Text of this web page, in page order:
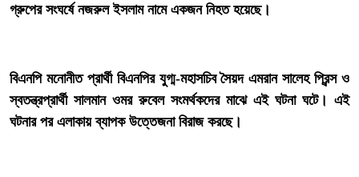
গ্রুপের সংঘর্ষে নজরুল ইসলাম নামে একজন নিহত হয়েছে।
‎বিএনপি মনোনীত প্রার্থী বিএনপির যুগ্ম-মহাসচিব সৈয়দ এমরান সালেহ প্রিন্স ও
স্বতন্ত্রপ্রার্থী সালমান ওমর রুবেল সংমর্থকদের মাঝে এই ঘটনা ঘটে। এই
ঘটনার পর এলাকায় ব্যাপক উত্তেজনা বিরাজ করছে।